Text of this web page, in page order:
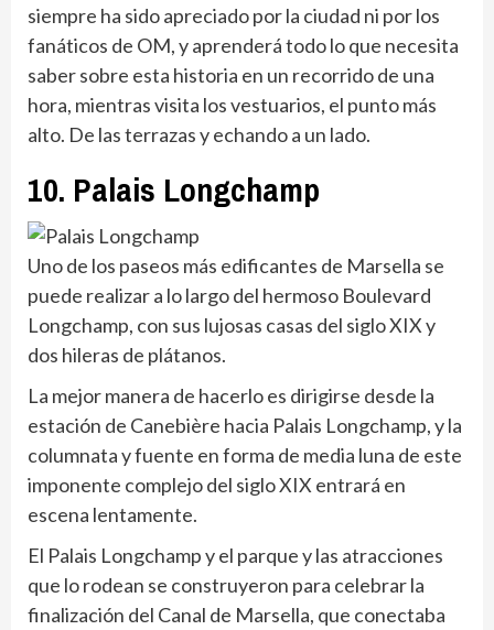
siempre ha sido apreciado por la ciudad ni por los
fanáticos de OM, y aprenderá todo lo que necesita
saber sobre esta historia en un recorrido de una
hora, mientras visita los vestuarios, el punto más
alto. De las terrazas y echando a un lado.
10. Palais Longchamp
Uno de los paseos más edificantes de Marsella se
puede realizar a lo largo del hermoso Boulevard
Longchamp, con sus lujosas casas del siglo XIX y
dos hileras de plátanos.
La mejor manera de hacerlo es dirigirse desde la
estación de Canebière hacia Palais Longchamp, y la
columnata y fuente en forma de media luna de este
imponente complejo del siglo XIX entrará en
escena lentamente.
El Palais Longchamp y el parque y las atracciones
que lo rodean se construyeron para celebrar la
finalización del Canal de Marsella, que conectaba